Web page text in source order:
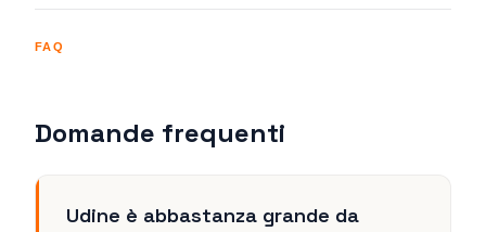
FAQ
Domande frequenti
Udine è abbastanza grande da